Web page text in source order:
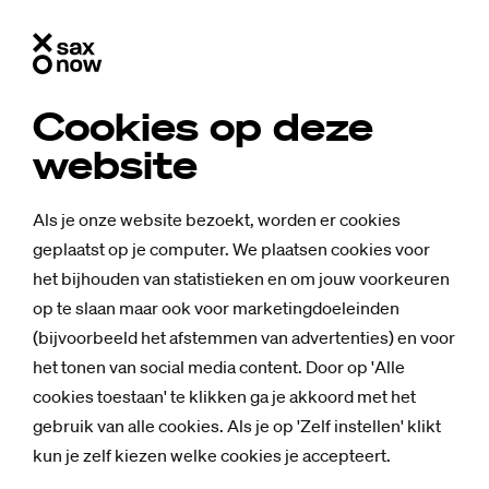
Cookies op deze
website
Als je onze website bezoekt, worden er cookies
geplaatst op je computer. We plaatsen cookies voor
het bijhouden van statistieken en om jouw voorkeuren
op te slaan maar ook voor marketingdoeleinden
(bijvoorbeeld het afstemmen van advertenties) en voor
het tonen van social media content. Door op 'Alle
cookies toestaan' te klikken ga je akkoord met het
gebruik van alle cookies. Als je op 'Zelf instellen' klikt
kun je zelf kiezen welke cookies je accepteert.
Stu­di­um Ge­ne­ra­le: Hoe
werkt jouw mo­re­le kom­pas
in deze we­reld?
Begeleid gesprek na afloop van de
docuvertoning ‘Mijn opa was een
Schalkhaarder’
Het kwaad bestaat niet uit een slechte intentie maar juist uit